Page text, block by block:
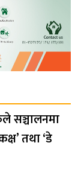
सञ्चालनमा
तथा ‘डे